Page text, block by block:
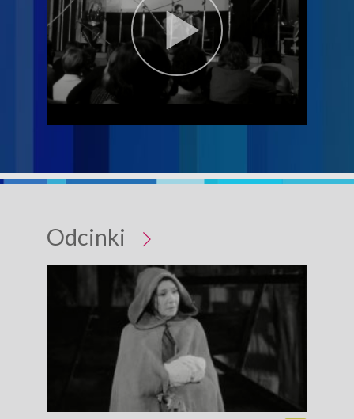
Odcinki